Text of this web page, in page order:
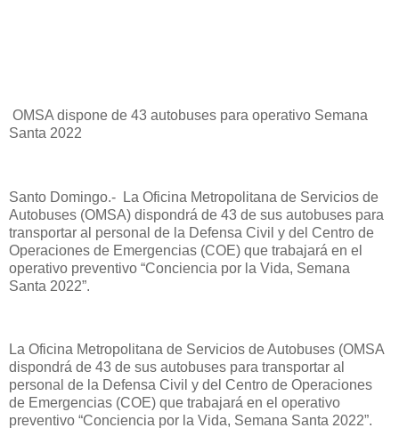
OMSA dispone de 43 autobuses para operativo Semana
Santa 2022
Santo Domingo.- La Oficina Metropolitana de Servicios de
Autobuses (OMSA) dispondrá de 43 de sus autobuses para
transportar al personal de la Defensa Civil y del Centro de
Operaciones de Emergencias (COE) que trabajará en el
operativo preventivo “Conciencia por la Vida, Semana
Santa 2022”.
La Oficina Metropolitana de Servicios de Autobuses (OMSA
dispondrá de 43 de sus autobuses para transportar al
personal de la Defensa Civil y del Centro de Operaciones
de Emergencias (COE) que trabajará en el operativo
preventivo “Conciencia por la Vida, Semana Santa 2022”.